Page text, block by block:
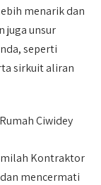
menarik dan
juga unsur
seperti
sirkuit aliran
Kontraktor
mencermati